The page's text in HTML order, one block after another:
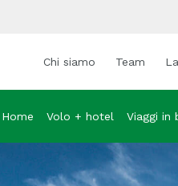
Chi siamo Team
Home Volo + hotel Viaggi in